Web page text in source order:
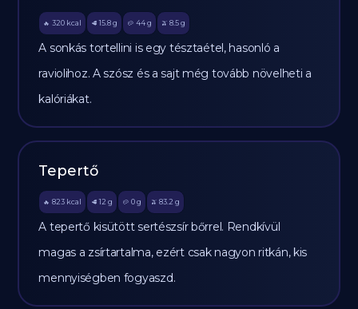
🔥 320 kcal 🥩 15.8 g 🥔 44g 🫒 8.5 g
A sonkás tortellini is egy tésztaétel, hasonló a
raviolihoz. A szósz és a sajt még tovább növelheti a
kalóriákat.
Tepertő
🔥 823 kcal 🥩 12 g 🥔 0g 🫒 83.2 g
A tepertő kisütött sertészsír bőrrel. Rendkívül
magas a zsírtartalma, ezért csak nagyon ritkán, kis
mennyiségben fogyaszd.